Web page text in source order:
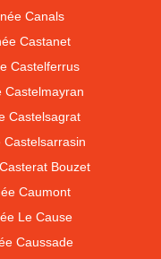
Canals
Castanet
Castelferrus
Castelmayran
Castelsagrat
Bouzet
Caumont
Le Cause
Caussade